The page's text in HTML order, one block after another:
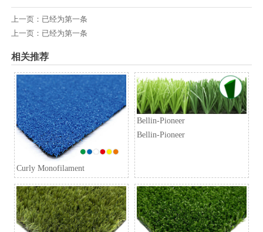
上一页：已经为第一条
上一页：已经为第一条
相关推荐
Curly Monofilament
Bellin-Pioneer
Bellin-Pioneer